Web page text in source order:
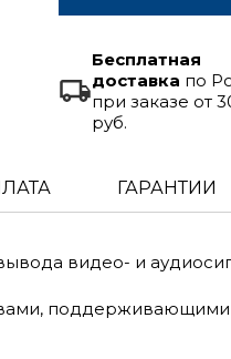
Бесплатная
доставка по
при заказе от
руб.
ГАРАНТИИ
видео- и
поддерживающими